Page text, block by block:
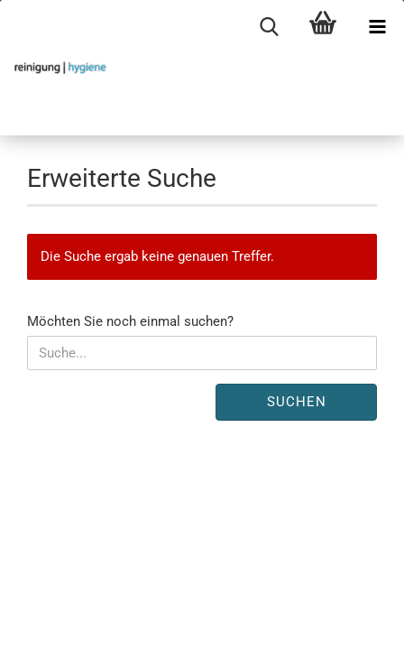
Erweiterte Suche
Die Suche ergab keine genauen Treffer.
MÖCHTEN
SIE
NOCH
Möchten Sie noch einmal suchen?
SUCHEN